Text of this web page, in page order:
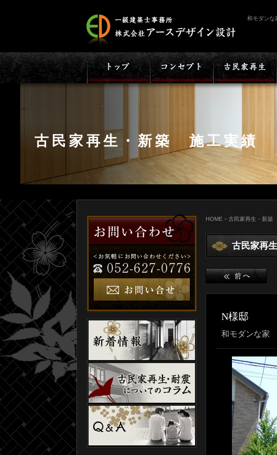
和モダンな
古民家再生・新築 施工実績
HOME > 古民家再生・新築
古民家再
N様邸
和モダンな家